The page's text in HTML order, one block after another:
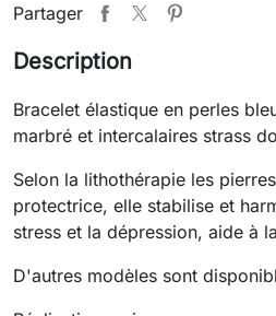
Partager
Description
Bracelet élastique en perles
marbré et intercalaires strass
Selon la lithothérapie les
protectrice, elle stabilise et
stress et la dépression, aide à
D'autres modèles sont